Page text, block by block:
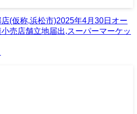
(仮称,浜松市)2025年4月30日オー
売店舗立地届出,スーパーマーケッ